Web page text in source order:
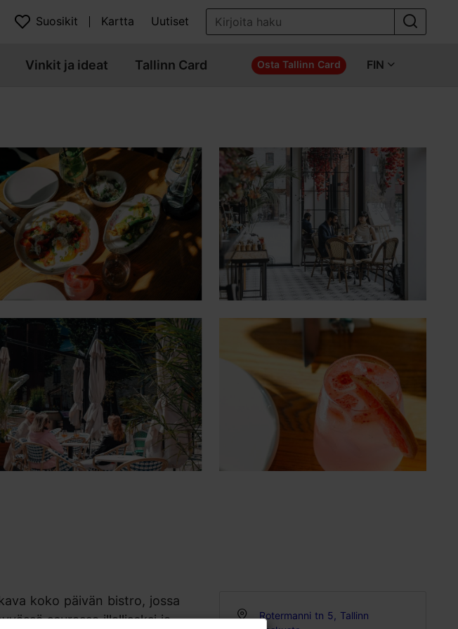
Suosikit Kartta Uutiset
Vinkit ja ideat Tallinn Card Osta Tallinn Card FIN
koko päivän bistro, jossa
seurassa illalliseksi ja
Rotermanni tn 5, Tallinn